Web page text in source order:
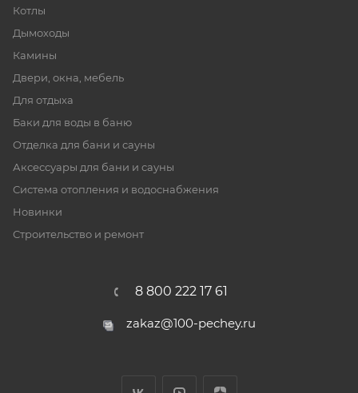
Котлы
Дымоходы
Камины
Двери, окна, мебель
Для отдыха
Баки для воды в баню
Отделка для бани и сауны
Аксессуары для бани и сауны
Система отопления и водоснабжения
Новинки
Строительство и ремонт
8 800 222 17 61
zakaz@100-pechey.ru